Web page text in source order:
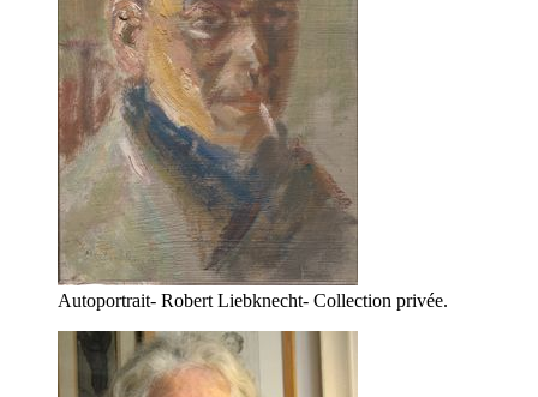
Autoportrait- Robert Liebknecht- Collection privée.